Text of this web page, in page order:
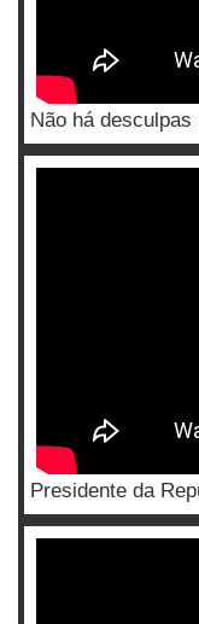
Não há
Presidente da